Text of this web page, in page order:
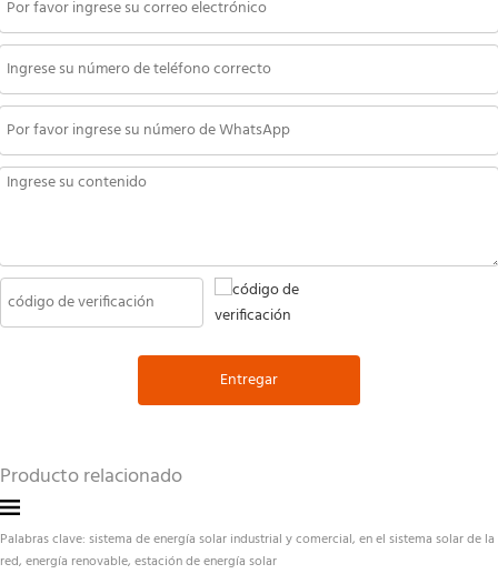
Entregar
Producto relacionado
Palabras clave: sistema de energía solar industrial y comercial, en el sistema solar de la
red, energía renovable, estación de energía solar